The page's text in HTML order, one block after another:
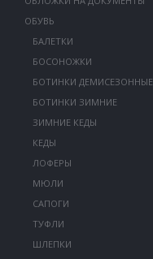
ОБУВЬ
БАЛЕТКИ
БОСОНОЖКИ
БОТИНКИ ДЕМИСЕЗОННЫЕ
БОТИНКИ ЗИМНИЕ
ЗИМНИЕ КЕДЫ
КЕДЫ
ЛОФЕРЫ
МЮЛИ
САПОГИ
ТУФЛИ
ШЛЕПКИ